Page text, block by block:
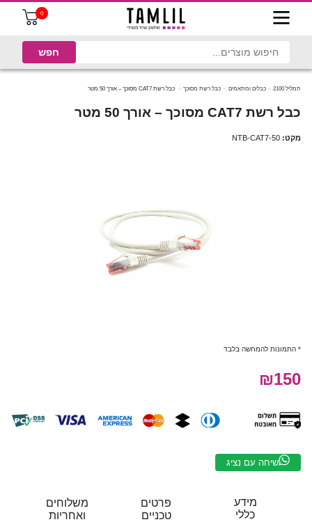
0
תמליל 2100 כבלים ומתאמים כבל רשת מסוכך כבל רשת CAT7 מסוכך – אורך 50 מטר
כבל רשת CAT7 מסוכך – אורך 50 מטר
מקט: NTB-CAT7-50
* התמונות להמחשה בלבד
₪150
שיחה עם נציג
מידע
כללי
פרטים
טכניים
משלוחים
ואחריות